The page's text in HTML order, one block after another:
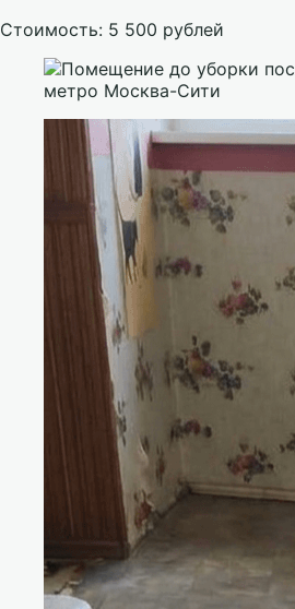
Стоимость: 5 500 рублей